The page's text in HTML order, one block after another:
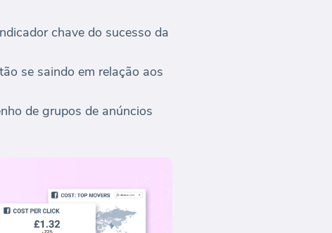
chave do sucesso da
se saindo em relação aos
de grupos de anúncios